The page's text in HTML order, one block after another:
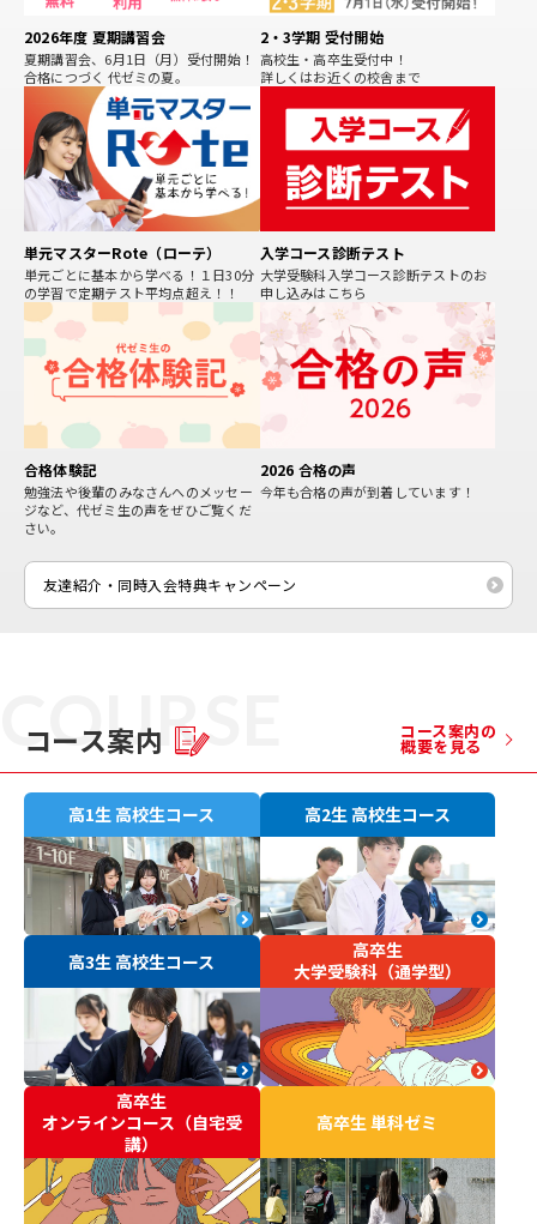
2026年度 夏期講習会
夏期講習会、6月1日（月）受付開始！
合格につづく 代ゼミの夏。
2・3学期 受付開始
高校生・高卒生受付中！
詳しくはお近くの校舎まで
単元マスターRote（ローテ）
単元ごとに基本から学べる！１日30分
の学習で定期テスト平均点超え！！
入学コース診断テスト
大学受験科入学コース診断テストのお
申し込みはこちら
合格体験記
勉強法や後輩のみなさんへのメッセー
ジなど、代ゼミ生の声をぜひご覧くだ
さい。
2026 合格の声
今年も合格の声が到着しています！
友達紹介・同時⼊会特典キャンペーン
コース案内 コース案内の
概要を見る
COURSE
高1生 高校生コース 高2生 高校生コース
高3生 高校生コース
高卒生
大学受験科（通学型）
高卒生
オンラインコース（自宅受
講）
高卒生 単科ゼミ